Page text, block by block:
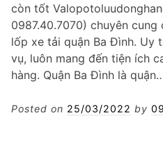
còn tốt
0987.40.7070) chuyên
lốp xe tải quận Ba Đình. Uy
vụ, luôn mang đến tiện ích
hàng. Quận Ba Đình là
Posted on 25/03/2022 by